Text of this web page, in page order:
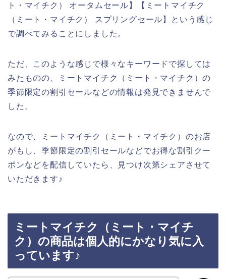
ト・マイチク） オータムセール】【ミートマイチク
（ミート・マイチク） スプリングセール】という感じ
で調べてみることにしました。
ただ、このような感じで様々なキーワードで探しては
みたものの、ミートマイチク（ミート・マイチク）の
季節限定の割引セールなどの情報は発見できませんで
した。
なので、ミートマイチク（ミート・マイチク）のお店
がもし、季節限定の割引セールなどでお得な割引クー
ポンなどを配信していたら、見つけ次第シェアさせて
いただきます♪
ミートマイチク（ミート・マイチ
ク）の商品は個人的にかなり気に入
っています♪